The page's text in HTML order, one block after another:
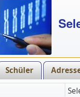
Schüler